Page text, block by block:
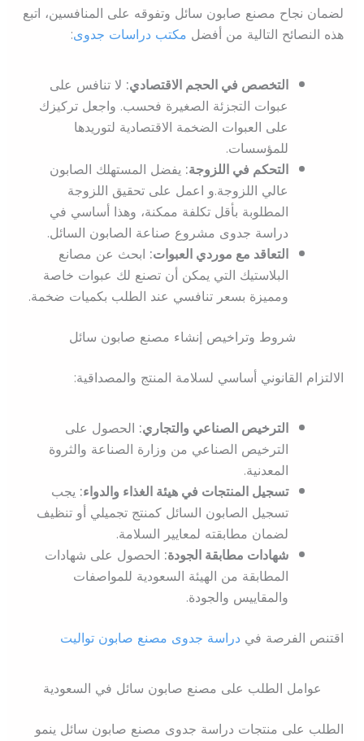
لضمان نجاح مصنع صابون سائل وتفوقه على المنافسين، اتبع
هذه النصائح التالية من أفضل مكتب دراسات جدوى:
التخصص في الحجم الاقتصادي:لا تنافس على
عبوات التجزئة الصغيرة فحسب. واجعل تركيزك
على العبوات الضخمة الاقتصادية لتوريدها
للمؤسسات.
التحكم في اللزوجة:يفضل المستهلك الصابون
عالي اللزوجة.و اعمل على تحقيق اللزوجة
المطلوبة بأقل تكلفة ممكنة، وهذا أساسي في
دراسة جدوى مشروع صناعة الصابون السائل.
التعاقد مع موردي العبوات:ابحث عن مصانع
البلاستيك التي يمكن أن تصنع لك عبوات خاصة
ومميزة بسعر تنافسي عند الطلب بكميات ضخمة.
شروط وتراخيص إنشاء مصنع صابون سائل
الالتزام القانوني أساسي لسلامة المنتج والمصداقية:
الترخيص الصناعي والتجاري:الحصول على
الترخيص الصناعي من وزارة الصناعة والثروة
المعدنية.
تسجيل المنتجات في هيئة الغذاء والدواء:يجب
تسجيل الصابون السائل كمنتج تجميلي أو تنظيف
لضمان مطابقته لمعايير السلامة.
شهادات مطابقة الجودة:الحصول على شهادات
المطابقة من الهيئة السعودية للمواصفات
والمقاييس والجودة.
اقتنص الفرصة في دراسة جدوى مصنع صابون تواليت
عوامل الطلب على مصنع صابون سائل في السعودية
الطلب على منتجات دراسة جدوى مصنع صابون سائل ينمو